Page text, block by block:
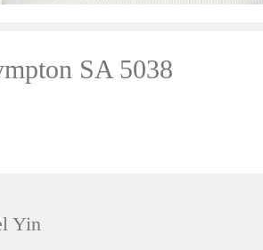
SA 5038
Yin